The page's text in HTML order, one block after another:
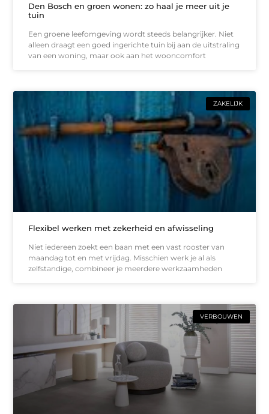
Den Bosch en groen wonen: zo haal je meer uit je
tuin
Een groene leefomgeving wordt steeds belangrijker. Niet
alleen draagt een goed ingerichte tuin bij aan de uitstraling
van een woning, maar ook aan het wooncomfort
ZAKELIJK
Flexibel werken met zekerheid en afwisseling
Niet iedereen zoekt een baan met een vast rooster van
maandag tot en met vrijdag. Misschien werk je al als
zelfstandige, combineer je meerdere werkzaamheden
VERBOUWEN